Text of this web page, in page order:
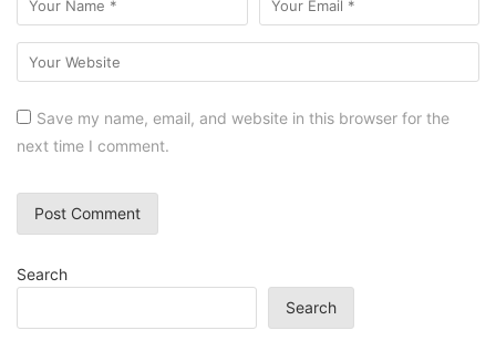
Save my name, email, and website in this browser for the
next time I comment.
Search
Search